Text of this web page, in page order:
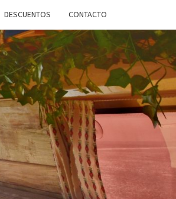
DESCUENTOS CONTACTO